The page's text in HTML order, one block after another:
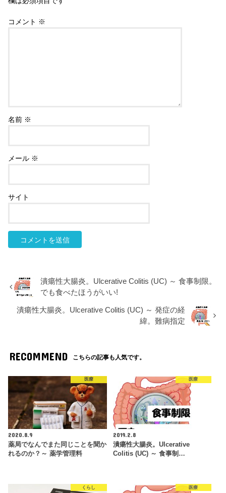
コメント ※
名前 ※
メール ※
サイト
潰瘍性大腸炎。Ulcerative Colitis (UC) ～ 食事制限。
でも食べたほうがいい!
潰瘍性大腸炎。Ulcerative Colitis (UC) ～ 発症の経
緯。難病指定
RECOMMEND こちらの記事も人気です。
医療
2020.8.9
薬局でなんでまた同じことを聞か
れるのか？～ 薬学管理料
医療
2019.2.8
潰瘍性大腸炎。Ulcerative
Colitis (UC) ～ 食事制…
くらし 医療